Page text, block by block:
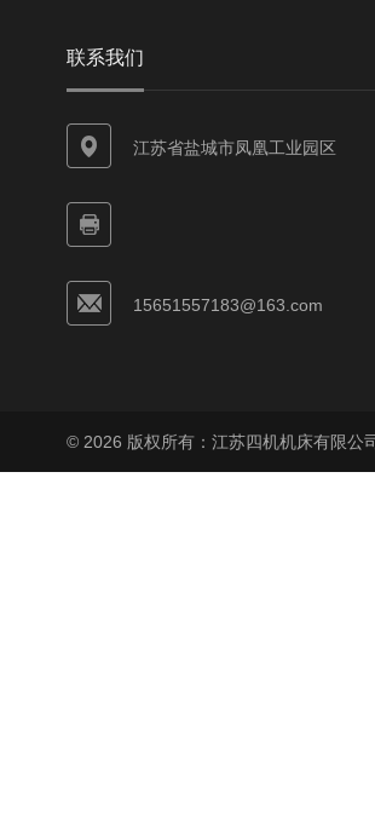
联系我们
江苏省盐城市凤凰工业园区
15651557183@163.com
© 2026 版权所有：江苏四机机床有限公